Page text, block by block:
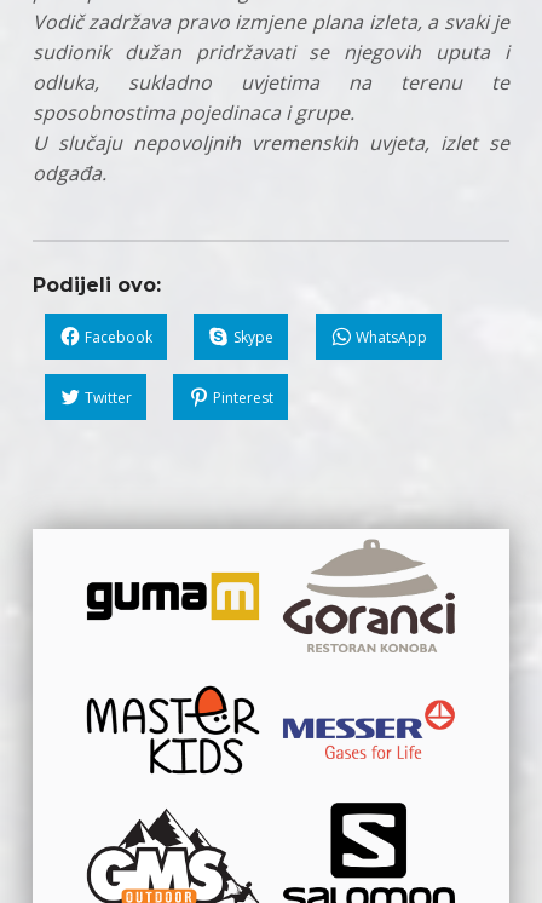
Vodič zadržava pravo izmjene plana izleta, a svaki je
sudionik dužan pridržavati se njegovih uputa i
odluka, sukladno uvjetima na terenu te
sposobnostima pojedinaca i grupe.
U slučaju nepovoljnih vremenskih uvjeta, izlet se
odgađa.
Podijeli ovo:
Facebook Skype WhatsApp
Twitter Pinterest